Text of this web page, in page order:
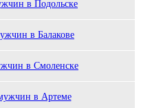
в Подольске
в Балакове
в Смоленске
в Артеме